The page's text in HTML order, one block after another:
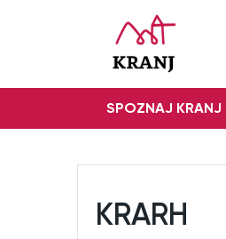
SPOZNAJ KRANJ
KRARH